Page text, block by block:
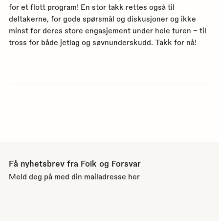
for et flott program! En stor takk rettes også til
deltakerne, for gode spørsmål og diskusjoner og ikke
minst for deres store engasjement under hele turen – til
tross for både jetlag og søvnunderskudd. Takk for nå!
Få nyhetsbrev fra Folk og Forsvar
Meld deg på med din mailadresse her